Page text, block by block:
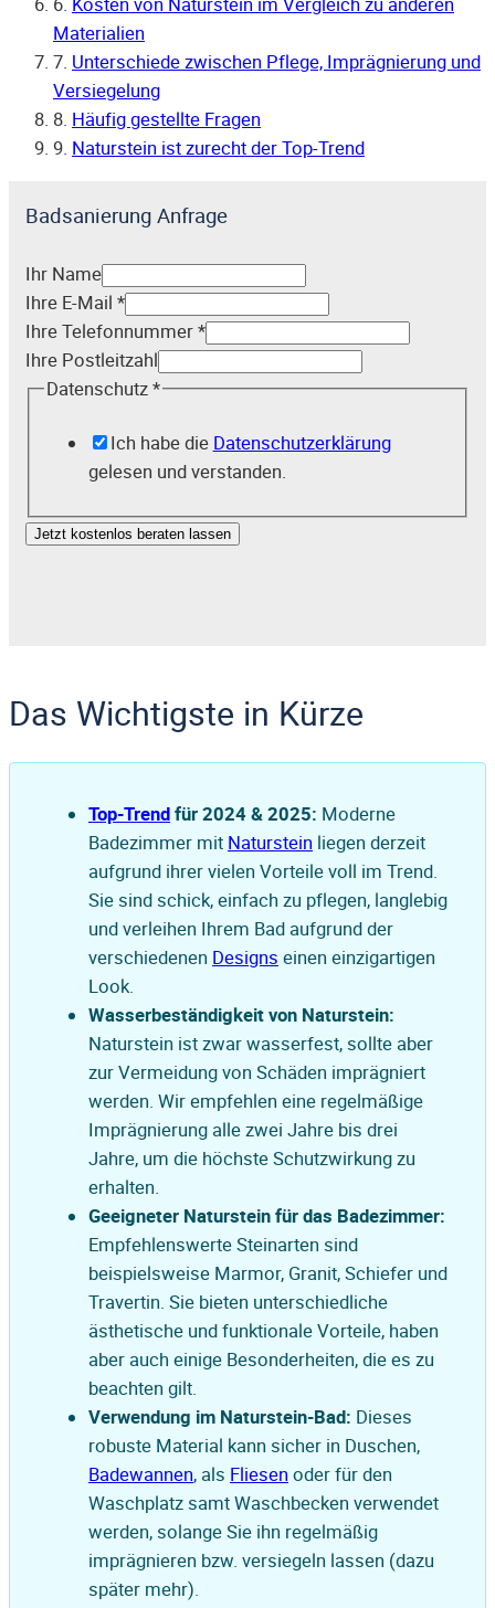
6. Kosten von Naturstein im Vergleich zu anderen
Materialien
7. Unterschiede zwischen Pflege, Imprägnierung und
Versiegelung
8. Häufig gestellte Fragen
9. Naturstein ist zurecht der Top-Trend
Badsanierung Anfrage
Ihr Name
Ihre E-Mail *
Ihre Telefonnummer*
Ihre Postleitzahl
Datenschutz*
Ich habe die Datenschutzerklärung
gelesen und verstanden.
Jetzt kostenlos beraten lassen
Das Wichtigste in Kürze
Top-Trendfür 2024 & 2025: Moderne
Badezimmer mit Naturstein liegen derzeit
aufgrund ihrer vielen Vorteile voll im Trend.
Sie sind schick, einfach zu pflegen, langlebig
und verleihen Ihrem Bad aufgrund der
verschiedenen Designs einen einzigartigen
Look.
Wasserbeständigkeit von Naturstein:
Naturstein ist zwar wasserfest, sollte aber
zur Vermeidung von Schäden imprägniert
werden. Wir empfehlen eine regelmäßige
Imprägnierung alle zwei Jahre bis drei
Jahre, um die höchste Schutzwirkung zu
erhalten.
Geeigneter Naturstein für das Badezimmer:
Empfehlenswerte Steinarten sind
beispielsweise Marmor, Granit, Schiefer und
Travertin. Sie bieten unterschiedliche
ästhetische und funktionale Vorteile, haben
aber auch einige Besonderheiten, die es zu
beachten gilt.
Verwendung im Naturstein-Bad: Dieses
robuste Material kann sicher in Duschen,
Badewannen, als Fliesen oder für den
Waschplatz samt Waschbecken verwendet
werden, solange Sie ihn regelmäßig
imprägnieren bzw. versiegeln lassen (dazu
später mehr).